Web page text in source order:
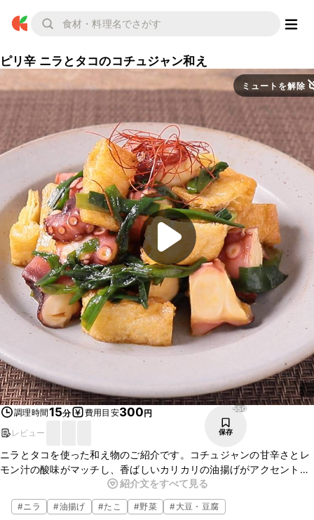
ピリ辛 ニラとタコのコチュジャン和え
ミュートを解除
調理時間15分 費用目安300円
レビュー
550
保存
ニラとタコを使った和え物のご紹介です。コチュジャンの甘辛さとレ
モン汁の酸味がマッチし、香ばしいカリカリの油揚げがアクセントと
なったおかずにはもちろんお酒のおつまみにもぴったりな一品です。
簡単にできるので食卓にあと一品欲しい時などにもおすすめですよ。
ぜひ、作ってみてくださいね。
紹介文をすべて見る
#ニラ #油揚げ #たこ #野菜 #大豆・豆腐